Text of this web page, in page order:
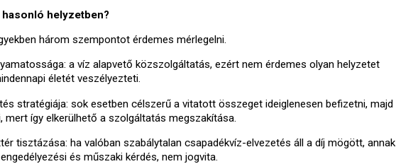
helyzetben?
három szempontot érdemes mérlegelni.
a víz alapvető közszolgáltatás, ezért nem érdemes olyan helyzetet
életét veszélyezteti.
stratégiája: sok esetben célszerű a vitatott összeget ideiglenesen befizetni, majd
mert így elkerülhető a szolgáltatás megszakítása.
tisztázása: ha valóban szabálytalan csapadékvíz-elvezetés áll a díj mögött, annak
és műszaki kérdés, nem jogvita.